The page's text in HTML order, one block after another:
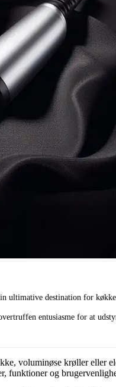
ultimative destination for
entusiasme for at
voluminøse krøller eller
funktioner og